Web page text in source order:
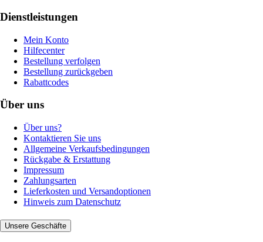
Dienstleistungen
Mein Konto
Hilfecenter
Bestellung verfolgen
Bestellung zurückgeben
Rabattcodes
Über uns
Über uns?
Kontaktieren Sie uns
Allgemeine Verkaufsbedingungen
Rückgabe & Erstattung
Impressum
Zahlungsarten
Lieferkosten und Versandoptionen
Hinweis zum Datenschutz
Unsere Geschäfte